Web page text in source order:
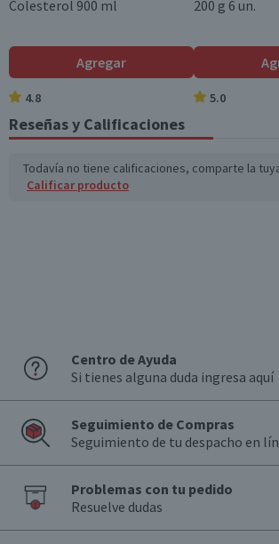
Colesterol 900 ml
Agregar
4.8
200 g 6 un.
5.0
Reseñas y Calificaciones
Todavía no tiene calificaciones, comparte la
Calificar producto
Centro de Ayuda
Si tienes alguna duda ingresa aquí
Seguimiento de Compras
Seguimiento de tu despacho en
Problemas con tu pedido
Resuelve dudas